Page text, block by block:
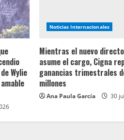
Wylie
Noticias Internacionales
Mientras el nuevo
asume el cargo, Cigna
ganancias trimestrales
millones
Ana Paula García 30